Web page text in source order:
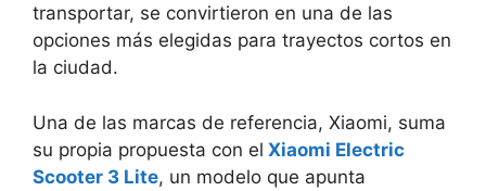
transportar, se convirtieron en una de las
opciones más elegidas para trayectos cortos en
la ciudad.
Una de las marcas de referencia, Xiaomi, suma
su propia propuesta con el Xiaomi Electric
Scooter 3 Lite, un modelo que apunta